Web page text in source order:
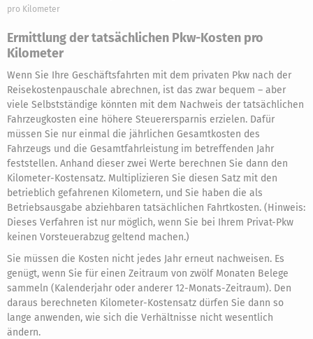
pro Kilometer
Ermittlung der tatsächlichen Pkw-Kosten pro
Kilometer
Wenn Sie Ihre Geschäftsfahrten mit dem privaten Pkw nach der
Reisekostenpauschale abrechnen, ist das zwar bequem – aber
viele Selbstständige könnten mit dem Nachweis der tatsächlichen
Fahrzeugkosten eine höhere Steuerersparnis erzielen. Dafür
müssen Sie nur einmal die jährlichen Gesamtkosten des
Fahrzeugs und die Gesamtfahrleistung im betreffenden Jahr
feststellen. Anhand dieser zwei Werte berechnen Sie dann den
Kilometer-Kostensatz. Multiplizieren Sie diesen Satz mit den
betrieblich gefahrenen Kilometern, und Sie haben die als
Betriebsausgabe abziehbaren tatsächlichen Fahrtkosten. (Hinweis:
Dieses Verfahren ist nur möglich, wenn Sie bei Ihrem Privat-Pkw
keinen Vorsteuerabzug geltend machen.)
Sie müssen die Kosten nicht jedes Jahr erneut nachweisen. Es
genügt, wenn Sie für einen Zeitraum von zwölf Monaten Belege
sammeln (Kalenderjahr oder anderer 12-Monats-Zeitraum). Den
daraus berechneten Kilometer-Kostensatz dürfen Sie dann so
lange anwenden, wie sich die Verhältnisse nicht wesentlich
ändern.